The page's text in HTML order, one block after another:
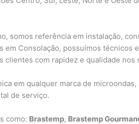
somos referência em instalação,
em Consolação, possuímos técnicos
clientes com rapidez e qualidade nos
em qualquer marca de
de serviço.
como: Brastemp, Brastemp